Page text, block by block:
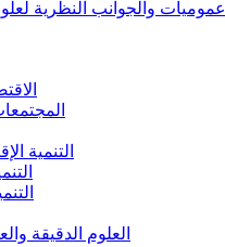
عموميات والجوانب النظرية
التنمية
العلوم الدقيقة